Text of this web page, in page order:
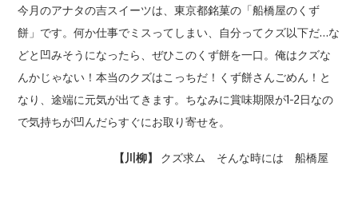
今月のアナタの吉スイーツは、東京都銘菓の「船橋屋のくず
餅」です。何か仕事でミスってしまい、自分ってクズ以下だ…な
どと凹みそうになったら、ぜひこのくず餅を一口。俺はクズな
んかじゃない！本当のクズはこっちだ！くず餅さんごめん！と
なり、途端に元気が出てきます。ちなみに賞味期限が1-2日なの
で気持ちが凹んだらすぐにお取り寄せを。
【川柳】 クズ求ム そんな時には 船橋屋